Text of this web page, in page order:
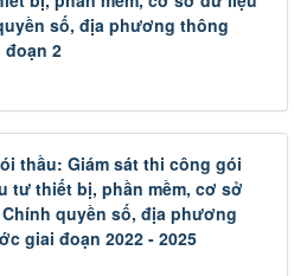
số, địa phương thông
2
thầu: Giám sát thi công gói
tư thiết bị, phần mềm, cơ sở
quyền số, địa phương
giai đoạn 2022 - 2025